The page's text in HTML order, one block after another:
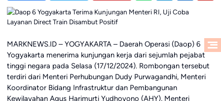
MARKNEWS.ID – YOGYAKARTA – Daerah Operasi (Daop) 6
Yogyakarta menerima kunjungan kerja dari sejumlah pejabat
tinggi negara pada Selasa (17/12/2024). Rombongan tersebut
terdiri dari Menteri Perhubungan Dudy Purwagandhi, Menteri
Koordinator Bidang Infrastruktur dan Pembangunan
Kewilayahan Agus Harimurti Yudhoyono (AHY), Menteri